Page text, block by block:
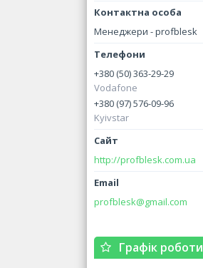
Менеджери - profblesk
+380 (50) 363-29-29
Vodafone
+380 (97) 576-09-96
Kyivstar
http://profblesk.com.ua
profblesk@gmail.com
Графік роботи